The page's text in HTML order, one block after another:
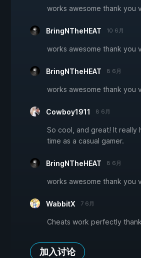
works awesome thank you
BringNTheHEAT 10 6月
works awesome thank you
BringNTheHEAT 8 6月
works awesome thank you
Cowboy1911 8 6月
So cool, and great! It really
time as a casual gamer.
BringNTheHEAT 8 6月
works awesome thank you
WabbitX 7 6月
Cheats work perfectly
加入讨论